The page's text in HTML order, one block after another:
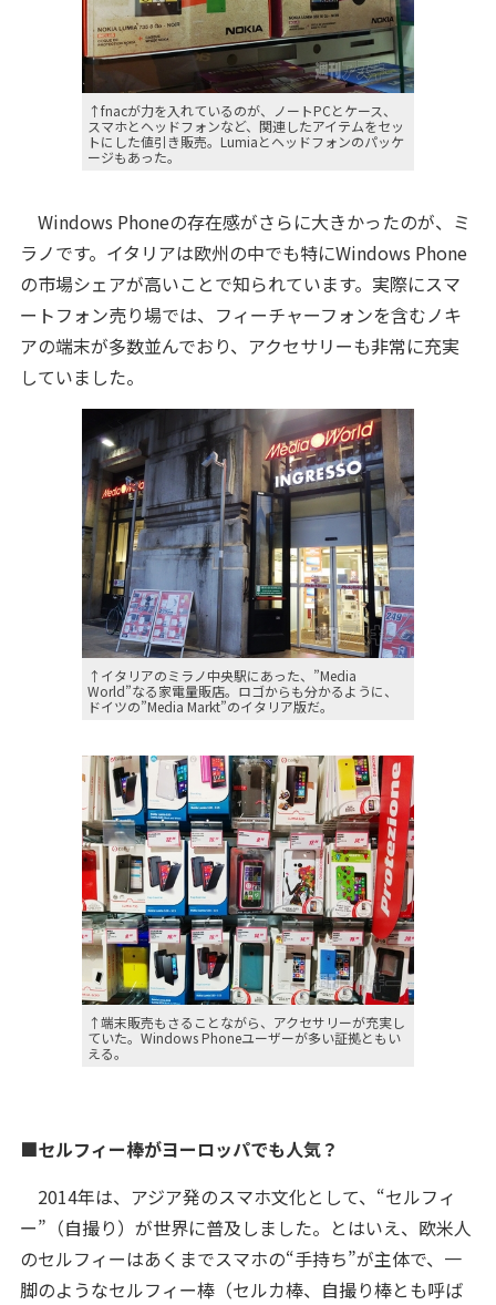
↑fnacが力を入れているのが、ノートPCとケース、
スマホとヘッドフォンなど、関連したアイテムをセッ
トにした値引き販売。Lumiaとヘッドフォンのパッケ
ージもあった。
Windows Phoneの存在感がさらに大きかったのが、ミ
ラノです。イタリアは欧州の中でも特にWindows Phone
の市場シェアが高いことで知られています。実際にスマ
ートフォン売り場では、フィーチャーフォンを含むノキ
アの端末が多数並んでおり、アクセサリーも非常に充実
していました。
↑イタリアのミラノ中央駅にあった、”Media
World”なる家電量販店。ロゴからも分かるように、
ドイツの”Media Markt”のイタリア版だ。
↑端末販売もさることながら、アクセサリーが充実し
ていた。Windows Phoneユーザーが多い証拠ともい
える。
■セルフィー棒がヨーロッパでも人気？
2014年は、アジア発のスマホ文化として、“セルフィ
ー”（自撮り）が世界に普及しました。とはいえ、欧米人
のセルフィーはあくまでスマホの“手持ち”が主体で、一
脚のようなセルフィー棒（セルカ棒、自撮り棒とも呼ば